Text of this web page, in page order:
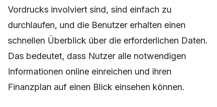
Vordrucks involviert sind, sind einfach zu
durchlaufen, und die Benutzer erhalten einen
schnellen Überblick über die erforderlichen Daten.
Das bedeutet, dass Nutzer alle notwendigen
Informationen online einreichen und ihren
Finanzplan auf einen Blick einsehen können.